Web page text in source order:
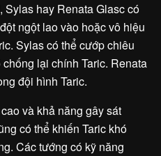
hay Renata Glasc có
ngột lao vào hoặc vô hiệu
Sylas có thể cướp chiêu
lại chính Taric. Renata
đội hình Taric.
và khả năng gây sát
có thể khiến Taric khó
Các tướng có kỹ năng